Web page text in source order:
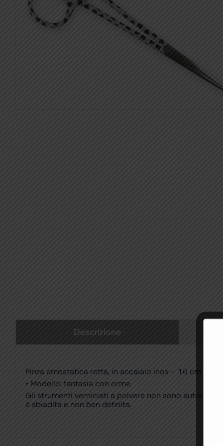
Descrizione
Pinza emostatica retta, in accaiaio inox – 16 cm
• Modello: fantasia con orme
Gli strumenti verniciati a polvere non sono
è sbiadita e non ben definita.